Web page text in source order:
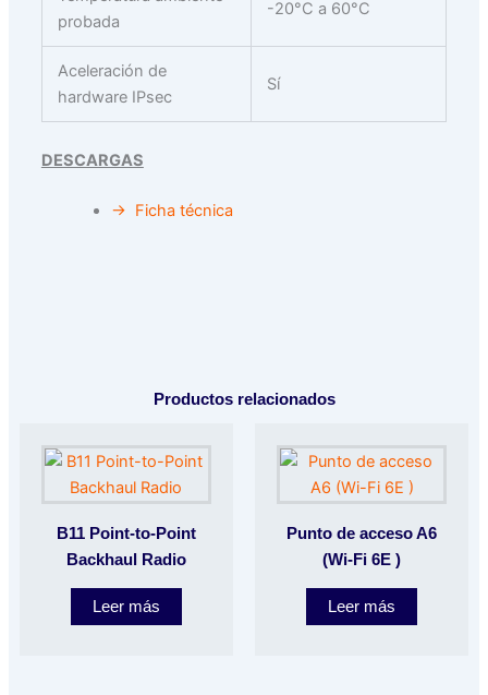
probada
-20°C a 60°C
Aceleración de
hardware IPsec
Sí
DESCARGAS
→ Ficha técnica
Productos relacionados
B11 Point-to-Point
Backhaul Radio
Leer más
Punto de acceso A6
(Wi-Fi 6E )
Leer más